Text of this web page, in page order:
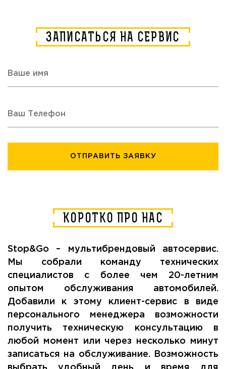
ЗАПИСАТЬСЯ НА СЕРВИС
КОРОТКО ПРО НАС
Stop&Go – мультибрендовый автосервис.
Мы собрали команду технических
специалистов с более чем 20-летним
опытом обслуживания автомобилей.
Добавили к этому клиент-сервис в виде
персонального менеджера возможности
получить техническую консультацию в
любой момент или через несколько минут
записаться на обслуживание. Возможность
выбрать удобный день и время для